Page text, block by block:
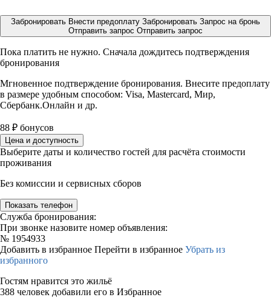
Забронировать Внести предоплату Забронировать Запрос на бронь
Отправить запрос Отправить запрос
Пока платить не нужно. Сначала дождитесь подтверждения
бронирования
Мгновенное подтверждение бронирования. Внесите предоплату
в размере удобным способом: Visa, Mastercard, Мир,
Сбербанк.Онлайн и др.
88 ₽ бонусов
Цена и доступность
Выберите даты и количество гостей для расчёта стоимости
проживания
Без комиссии и сервисных сборов
Показать телефон
Служба бронирования:
При звонке назовите номер объявления:
№ 1954933
Добавить в избранное Перейти в избранное Убрать из
избранного
Гостям нравится это жильё
388 человек добавили его в Избранное